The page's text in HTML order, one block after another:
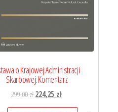
o Krajowej Administracji
Skarbowej. Komentarz
299,00złPierwotna
cena
224,25 złAktualna
cena